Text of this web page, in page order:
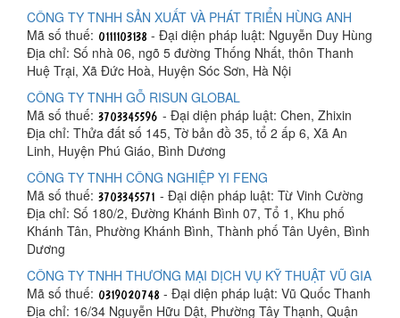
CÔNG TY TNHH SẢN XUẤT VÀ PHÁT TRIỂN HÙNG ANH
Mã số thuế:
- Đại diện pháp luật: Nguyễn Duy Hùng
Địa chỉ: Số nhà 06, ngõ 5 đường Thống Nhất, thôn Thanh
Huệ Trại, Xã Đức Hoà, Huyện Sóc Sơn, Hà Nội
CÔNG TY TNHH GỖ RISUN GLOBAL
Mã số thuế:
- Đại diện pháp luật: Chen, Zhixin
Địa chỉ: Thửa đất số 145, Tờ bản đồ 35, tổ 2 ấp 6, Xã An
Linh, Huyện Phú Giáo, Bình Dương
CÔNG TY TNHH CÔNG NGHIỆP YI FENG
Mã số thuế:
- Đại diện pháp luật: Từ Vinh Cường
Địa chỉ: Số 180/2, Đường Khánh Bình 07, Tổ 1, Khu phố
Khánh Tân, Phường Khánh Bình, Thành phố Tân Uyên, Bình
Dương
CÔNG TY TNHH THƯƠNG MẠI DỊCH VỤ KỸ THUẬT VŨ GIA
Mã số thuế:
- Đại diện pháp luật: Vũ Quốc Thanh
Địa chỉ: 16/34 Nguyễn Hữu Dật, Phường Tây Thạnh, Quận